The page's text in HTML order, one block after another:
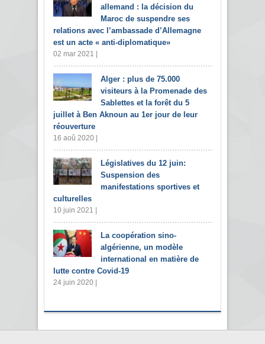
allemand : la décision du
Maroc de suspendre ses
relations avec l’ambassade d’Allemagne
est un acte « anti-diplomatique»
02 mar 2021 |
Alger : plus de 75.000
visiteurs à la Promenade des
Sablettes et la forêt du 5
juillet à Ben Aknoun au 1er jour de leur
réouverture
16 aoû 2020 |
Législatives du 12 juin:
Suspension des
manifestations sportives et
culturelles
10 juin 2021 |
La coopération sino-
algérienne, un modèle
international en matière de
lutte contre Covid-19
24 juin 2020 |